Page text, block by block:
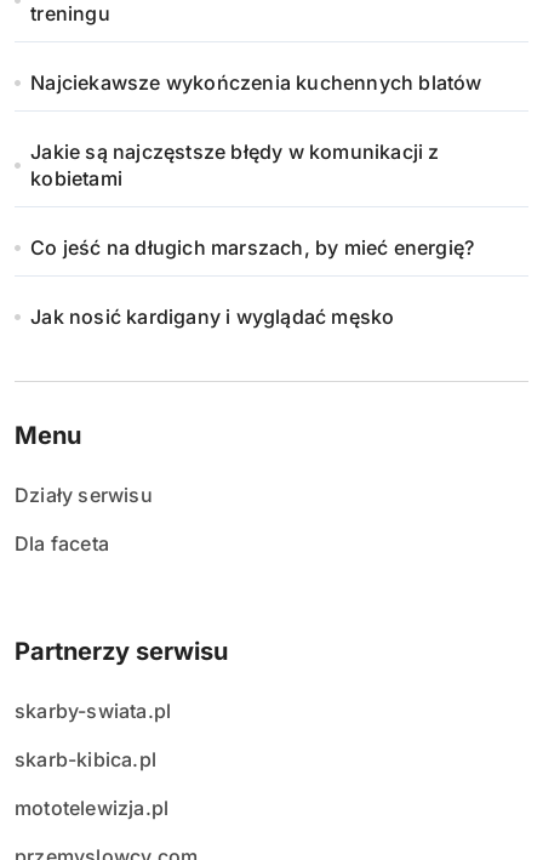
treningu
Najciekawsze wykończenia kuchennych blatów
Jakie są najczęstsze błędy w komunikacji z
kobietami
Co jeść na długich marszach, by mieć energię?
Jak nosić kardigany i wyglądać męsko
Menu
Działy serwisu
Dla faceta
Partnerzy serwisu
skarby-swiata.pl
skarb-kibica.pl
mototelewizja.pl